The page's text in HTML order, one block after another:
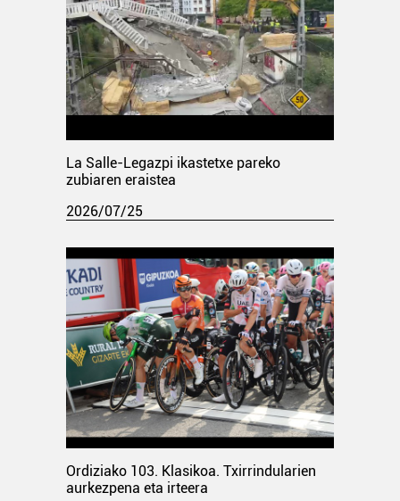
La Salle-Legazpi ikastetxe pareko
zubiaren eraistea
2026/07/25
Ordiziako 103. Klasikoa. Txirrindularien
aurkezpena eta irteera